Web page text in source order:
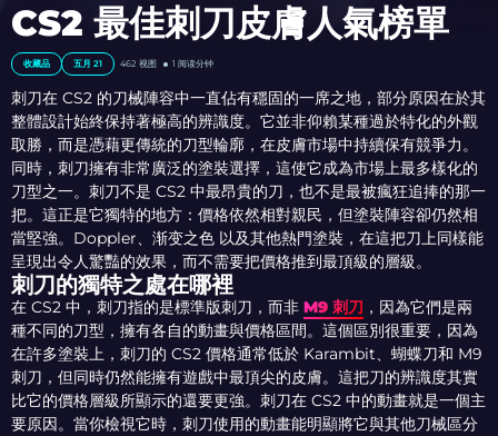
CS2 最佳刺刀皮膚人氣榜單
收藏品 五月 21 462 视图 1 阅读分钟
刺刀在 CS2 的刀械陣容中一直佔有穩固的一席之地，部分原因在於其
整體設計始終保持著極高的辨識度。它並非仰賴某種過於特化的外觀
取勝，而是憑藉更傳統的刀型輪廓，在皮膚市場中持續保有競爭力。
同時，刺刀擁有非常廣泛的塗裝選擇，這使它成為市場上最多樣化的
刀型之一。刺刀不是 CS2 中最昂貴的刀，也不是最被瘋狂追捧的那一
把。這正是它獨特的地方：價格依然相對親民，但塗裝陣容卻仍然相
當堅強。Doppler、渐变之色 以及其他熱門塗裝，在這把刀上同樣能
呈現出令人驚豔的效果，而不需要把價格推到最頂級的層級。
刺刀的獨特之處在哪裡
在 CS2 中，刺刀指的是標準版刺刀，而非 M9 刺刀 ，因為它們是兩
種不同的刀型，擁有各自的動畫與價格區間。這個區別很重要，因為
在許多塗裝上，刺刀的 CS2 價格通常低於 Karambit、蝴蝶刀和 M9
刺刀，但同時仍然能擁有遊戲中最頂尖的皮膚。這把刀的辨識度其實
比它的價格層級所顯示的還要更強。刺刀在 CS2 中的動畫就是一個主
要原因。當你檢視它時，刺刀使用的動畫能明顯將它與其他刀械區分